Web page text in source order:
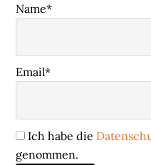
Name*
Email*
Ich habe die
genommen.